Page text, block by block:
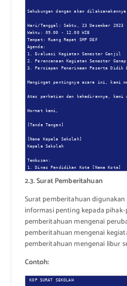
Sehubungan dengan akan
Hari/Tanggal: Sabtu, 23 Desember 2023
Waktu: 09.00 - 12.00 WIB
Tempat: Ruang Rapat SMP DEF
Agenda:
1. Evaluasi Kegiatan Semester Ganjil
2. Perencanaan Kegiatan Semester Genap
3. Persiapan Penerimaan Peserta Didik
Mengingat pentingnya acara ini, kami
Atas perhatian dan kehadirannya, kami
Hormat kami,
[Tanda Tangan]
[Nama Kepala Sekolah]
Kepala Sekolah
Tembusan:
1. Dinas Pendidikan Kota [Nama Kota]
2.3. Surat Pemberitahuan
Surat pemberitahuan
informasi penting kepada
pemberitahuan mengenai
pemberitahuan mengenai
pemberitahuan mengenai libur
Contoh:
KOP SURAT SEKOLAH